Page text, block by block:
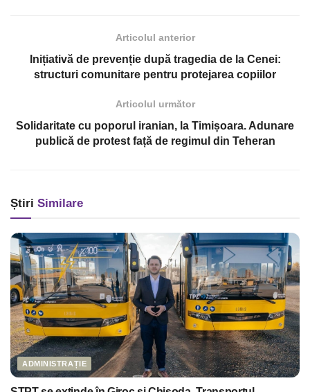
Articolul anterior
Inițiativă de prevenție după tragedia de la Cenei:
structuri comunitare pentru protejarea copiilor
Articolul următor
Solidaritate cu poporul iranian, la Timișoara. Adunare
publică de protest față de regimul din Teheran
Știri Similare
ADMINISTRAȚIE